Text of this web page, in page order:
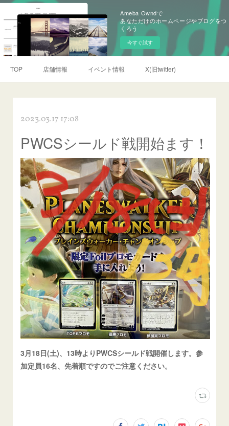
Ameba Owndで
あなただけのホームページやブログをつ
くろう
今すぐ試す
TOP 店舗情報 イベント情報 X(旧twitter)
2023.03.17 17:08
PWCSシールド戦開始ます！
3月18日(土)、13時よりPWCSシールド戦開催します。参
加定員16名、先着順ですのでご注意ください。